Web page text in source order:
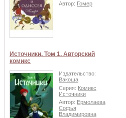
Автор: Гомер
Источники. Том 1. Авторский
комикс
Издательство:
Вакоша
Серия: Комикс
Источники
Автор: Ермолаева
Софья
Владимировна